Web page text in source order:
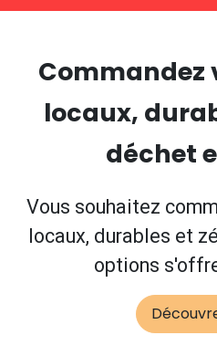
Commandez
locaux,
déchet
Vous souhaitez
locaux, durables et
options